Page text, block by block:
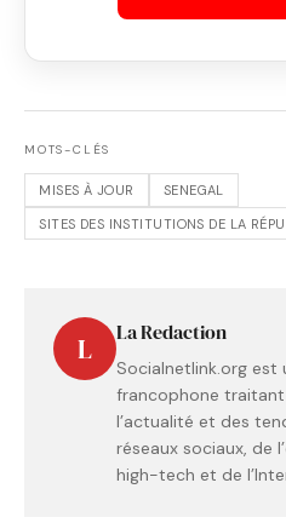
MOTS-CLÉS
MISES À JOUR
SENEGAL
SITES DES INSTITUTIONS DE LA
L La Redaction
Socialnetlink.org
francophone
l’actualité et des
réseaux sociaux, de
high-tech et de